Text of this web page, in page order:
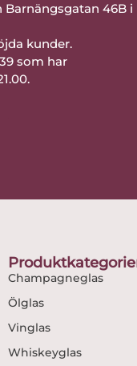
Barnängsgatan 46B i
kunder.
som har
Champagneglas
Ölglas
Vinglas
Whiskeyglas